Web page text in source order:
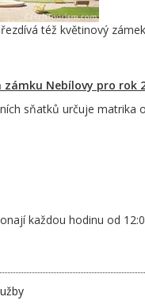
též květinový
Nebílovy pro rok
sňatků určuje matrika
každou hodinu od